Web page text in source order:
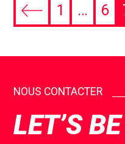
1 … 6
NOUS CONTACTER
LET’S